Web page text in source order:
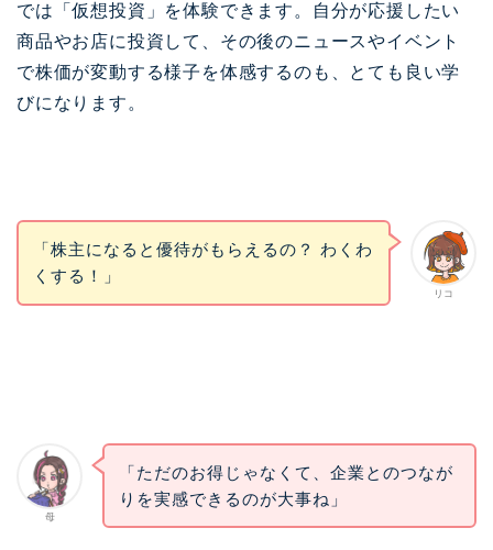
では「仮想投資」を体験できます。自分が応援したい
商品やお店に投資して、その後のニュースやイベント
で株価が変動する様子を体感するのも、とても良い学
びになります。
リコ
「株主になると優待がもらえるの？ わくわ
くする！」
母
「ただのお得じゃなくて、企業とのつなが
りを実感できるのが大事ね」